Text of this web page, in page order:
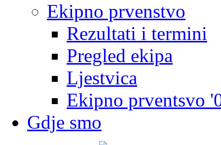
Ekipno prvenstvo
Rezultati i termini
Pregled ekipa
Ljestvica
Ekipno prventsvo
Gdje smo